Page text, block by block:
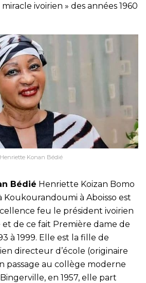
ivoirien » des années 1960
Henriette Konan Bédié
Bédié Henriette Koizan Bomo
Koukourandoumi à Aboisso est
feu le président ivoirien
et de ce fait Première dame de
à 1999. Elle est la fille de
directeur d’école (originaire
passage au collège moderne
en 1957, elle part